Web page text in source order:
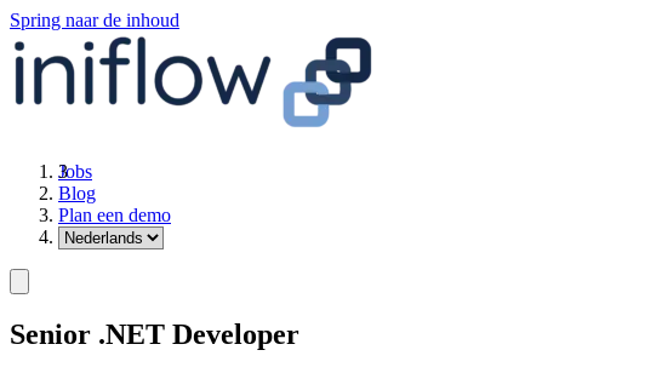
Spring naar de inhoud
Jobs
Blog
Plan een demo
Senior .NET Developer